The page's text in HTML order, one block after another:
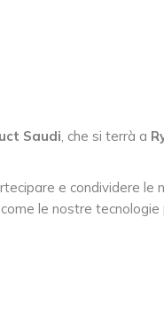
Saudi, che si terrà a
e condividere le
le nostre tecnologie